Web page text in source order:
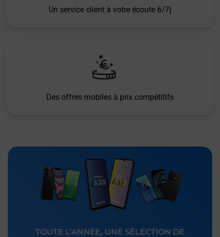
Un service client à votre écoute 6/7j
Des offres mobiles à prix compétitifs
TOUTE L’ANNÉE, UNE SÉLECTION DE